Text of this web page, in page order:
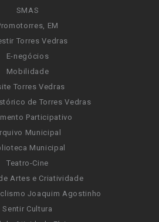
SMAS
EM
Torres Vedras
E-negócios
Mobilidade
Torres Vedras
de Torres Vedras
Participativo
Municipal
Municipal
Teatro-Cine
Artes e Criatividade
Joaquim Agostinho
Sentir Cultura